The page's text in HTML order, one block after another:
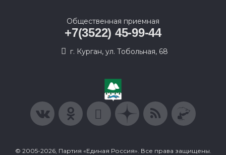
Общественная приемная
+7(3522) 45-99-44
г. Курган, ул. Тобольная, 68
© 2005-2026, Партия «Единая Россия». Все права защищены.